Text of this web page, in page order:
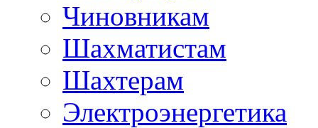
Чиновникам
Шахматистам
Шахтерам
Электроэнергетика